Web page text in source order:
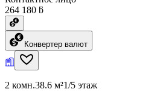
264 180 ƃ
Конвертер валют
2 комн.38.6 м²1/5 этаж